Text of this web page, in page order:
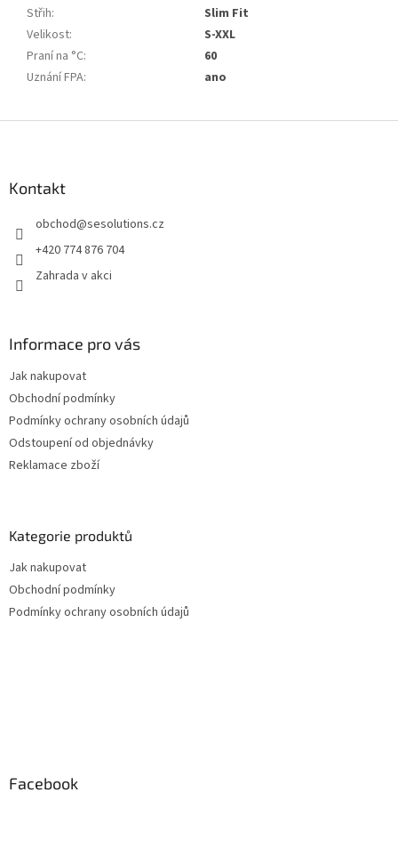
Střih:
Slim Fit
Velikost:
S-XXL
Praní na °C:
60
Uznání FPA: ano
Kontakt
obchod@sesolutions.cz
+420 774 876 704
Zahrada v akci
Informace pro vás
Jak nakupovat
Obchodní podmínky
Podmínky ochrany osobních údajů
Odstoupení od objednávky
Reklamace zboží
Kategorie produktů
Jak nakupovat
Obchodní podmínky
Podmínky ochrany osobních údajů
Facebook